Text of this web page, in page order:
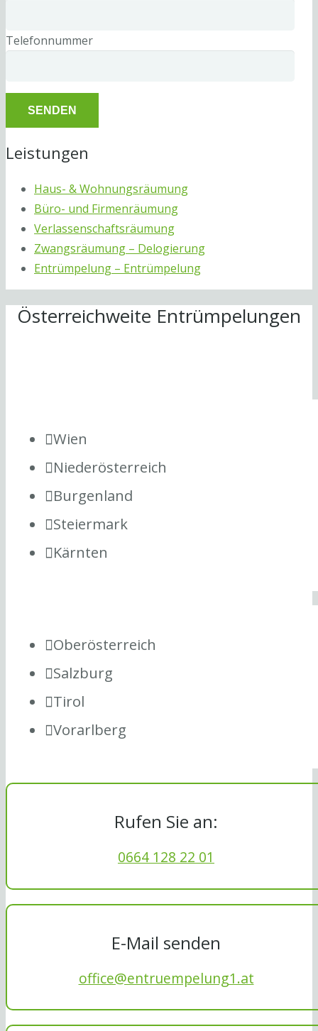
Telefonnummer
Leistungen
Haus- & Wohnungsräumung
Büro- und Firmenräumung
Verlassenschaftsräumung
Zwangsräumung – Delogierung
Entrümpelung – Entrümpelung
Österreichweite Entrümpelungen
Wien
Niederösterreich
Burgenland
Steiermark
Kärnten
Oberösterreich
Salzburg
Tirol
Vorarlberg
Rufen Sie an:
0664 128 22 01
E-Mail senden
office@entruempelung1.at